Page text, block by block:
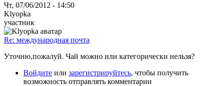
Чт, 07/06/2012 - 14:50
Klyopka
участник
Re: международная почта
Уточню,пожалуй. Чай можно или категорически нельзя?
Войдите или зарегистрируйтесь, чтобы получить
возможность отправлять комментарии